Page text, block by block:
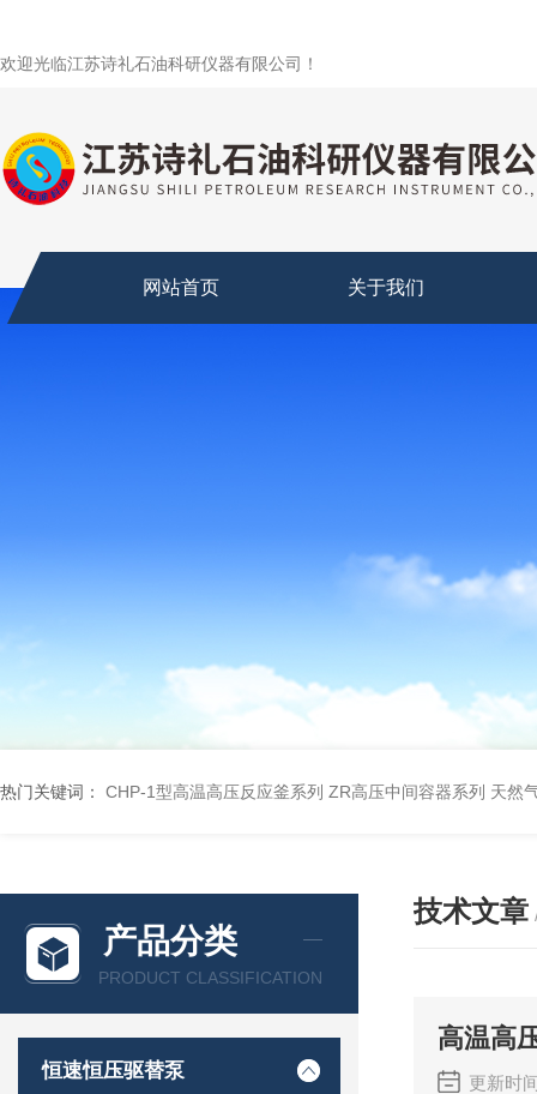
欢迎光临江苏诗礼石油科研仪器有限公司！
网站首页 关于我们
热门关键词： CHP-1型高温高压反应釜系列 ZR高压中间容器系列 天然
产品分类
PRODUCT CLASSIFICATION
恒速恒压驱替泵
技术文章
高温高
更新时